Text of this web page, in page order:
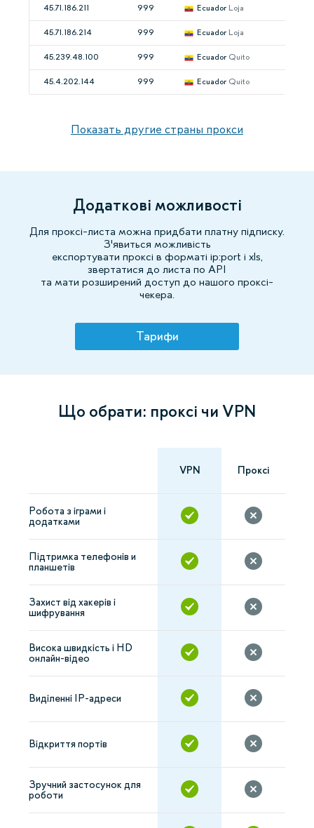
45.71.186.211 999 Ecuador Loja
45.71.186.214 999 Ecuador Loja
45.239.48.100 999 Ecuador Quito
45.4.202.144 999 Ecuador Quito
Показать другие страны прокси
Додаткові можливості
Для проксі-листа можна придбати платну підписку.
З'явиться можливість
експортувати проксі в форматі ip:port і xls,
звертатися до листа по API
та мати розширений доступ до нашого проксі-
чекера.
Тарифи
Що обрати: проксі чи VPN
VPN Проксі
Робота з іграми і
додатками
Підтримка телефонів и
планшетів
Захист від хакерів і
шифрування
Висока швидкість і HD
онлайн-відео
Виділенні IP-адреси
Відкриття портів
Зручний застосунок для
роботи